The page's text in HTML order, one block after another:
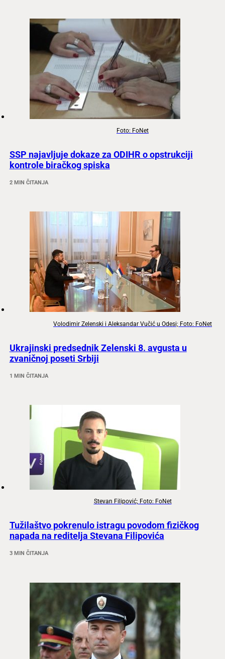
Foto: FoNet
SSP najavljuje dokaze za ODIHR o opstrukciji
kontrole biračkog spiska
2 MIN ČITANJA
Volodimir Zelenski i Aleksandar Vučić u Odesi; Foto: FoNet
Ukrajinski predsednik Zelenski 8. avgusta u
zvaničnoj poseti Srbiji
1 MIN ČITANJA
Stevan Filipović; Foto: FoNet
Tužilaštvo pokrenulo istragu povodom fizičkog
napada na reditelja Stevana Filipovića
3 MIN ČITANJA